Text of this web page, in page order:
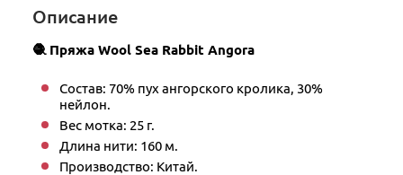
Описание
🧶 Пряжа Wool Sea Rabbit Angora
Состав: 70% пух ангорского кролика, 30%
нейлон.
Вес мотка: 25 г.
Длина нити: 160 м.
Производство: Китай.